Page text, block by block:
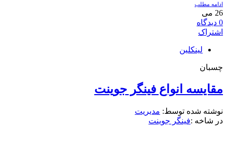
ادامه مطلب
26 می
0 دیدگاه
اشتراک
لینکلین
چسبان
مقایسه انواع فینگر جوینت
نوشته شده توسط: مدیریت
در شاخه :فینگر جوینت